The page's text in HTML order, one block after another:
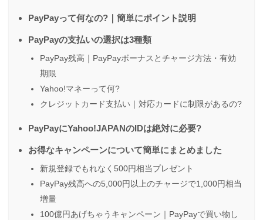
PayPayって何なの?｜簡単にポイント説明
PayPayの支払いの選択は3種類
PayPay残高｜PayPayボーナスとチャージ方法・有効
期限
Yahoo!マネーって何?
クレジットカード支払い｜対応カードに制限があるの?
PayPayにYahoo!JAPANのIDは絶対に必要?
お得なキャンペーンについて簡単にまとめました
新規登録でもれなく500円相当プレゼント
PayPay残高への5,000円以上のチャージで1,000円相当
増量
100億円あげちゃうキャンペーン｜PayPayで買い物し